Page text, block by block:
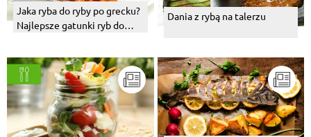
Jaka ryba do ryby po grecku?
Najlepsze gatunki ryb do
Dania z rybą na talerzu